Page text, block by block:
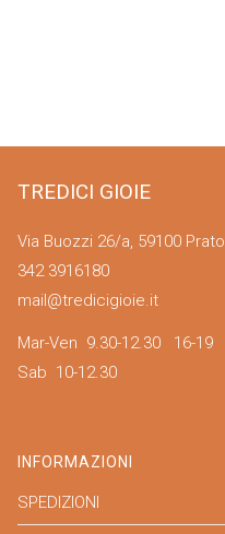
TREDICI GIOIE
Via Buozzi 26/a, 59100 Prato
342 3916180
mail@tredicigioie.it
Mar-Ven 9.30-12.30 16-19
Sab 10-12.30
INFORMAZIONI
SPEDIZIONI